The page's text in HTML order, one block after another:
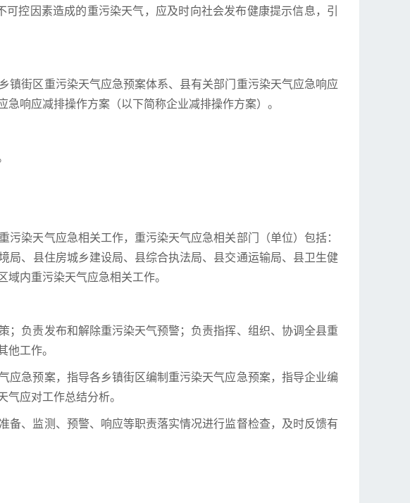
控因素造成的重污染天气，应及时向社会发布健康提示信息，引
镇街区重污染天气应急预案体系、县有关部门重污染天气应急响应
响应减排操作方案（以下简称企业减排操作方案）。
染天气应急相关工作，重污染天气应急相关部门（单位）包括：
局、县住房城乡建设局、县综合执法局、县交通运输局、县卫生健
内重污染天气应急相关工作。
；负责发布和解除重污染天气预警；负责指挥、组织、协调全县重
他工作。
应急预案，指导各乡镇街区编制重污染天气应急预案，指导企业编
应对工作总结分析。
备、监测、预警、响应等职责落实情况进行监督检查，及时反馈有